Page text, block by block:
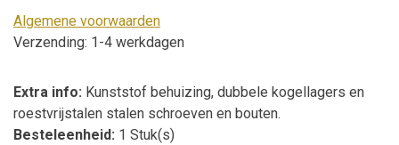
Algemene voorwaarden
Verzending: 1-4 werkdagen
Extra info: Kunststof behuizing, dubbele kogellagers en
roestvrijstalen stalen schroeven en bouten.
Besteleenheid: 1 Stuk(s)